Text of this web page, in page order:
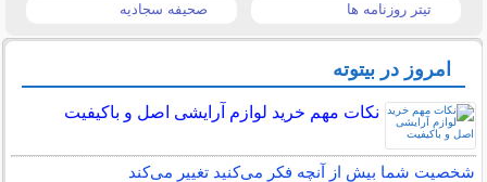
تیتر روزنامه ها صحیفه سجادیه
امروز در بیتوته
نکات مهم خرید لوازم آرایشی اصل و باکیفیت
شخصیت شما بیش از آنچه فکر می‌کنید تغییر می‌کند